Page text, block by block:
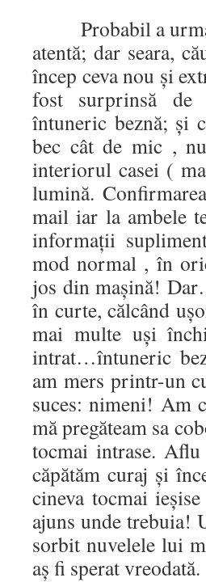
Probabil a urmat
atentă; dar seara,
încep ceva nou şi
fost surprinsă de
întuneric beznă; şi
bec cât de mic ,
interiorul casei (
lumină.
mail iar la ambele
informaţii
mod normal , în
jos din maşină!
în curte, călcând
mai multe uşi
intrat…întuneric
am mers printr-un
suces: nimeni! Am
mă pregăteam sa
tocmai intrase.
căpătăm curaj şi
cineva tocmai
ajuns unde
sorbit nuvelele lui
aş fi sperat vreodată.